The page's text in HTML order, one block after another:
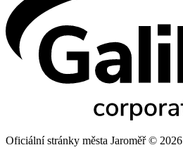
Oficiální stránky města Jaroměř © 2026